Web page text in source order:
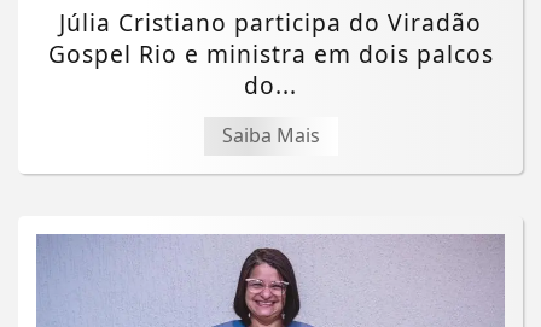
Júlia Cristiano participa do Viradão
Gospel Rio e ministra em dois palcos
do...
Saiba Mais